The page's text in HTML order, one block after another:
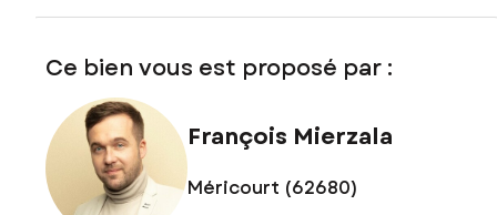
06 51 23 00 18, E-mail : francois.mierzala@safti.fr - EI - Agent
commercial immatriculé au RSAC de ARRAS sous le numéro
883 145 468
Ce bien vous est proposé par :
François Mierzala
Méricourt (62680)